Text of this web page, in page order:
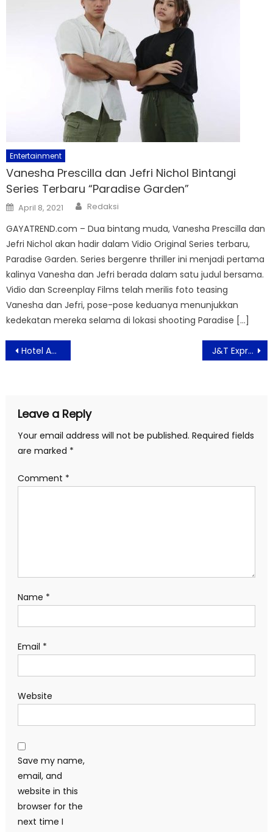
Entertainment
Vanesha Prescilla dan Jefri Nichol Bintangi
Series Terbaru “Paradise Garden”
Posted
on
April 8, 2021 Author
Redaksi
GAYATREND.com – Dua bintang muda, Vanesha Prescilla dan
Jefri Nichol akan hadir dalam Vidio Original Series terbaru,
Paradise Garden. Series bergenre thriller ini menjadi pertama
kalinya Vanesha dan Jefri berada dalam satu judul bersama.
Vidio dan Screenplay Films telah merilis foto teasing
Vanesha dan Jefri, pose-pose keduanya menunjukkan
kedekatan mereka selama di lokasi shooting Paradise […]
Post
navigation
Hotel Accor wilayah Jakarta Raya Berkolaborasi dengan Diversey dan Yayasan Emmanuel Dukung Gerakan Linens For Life J&T Express Melampaui Catatan Pengiriman Tertinggi Pada Harbolnas 12.12 Sampai 25 Juta Paket
Leave a Reply
Your email address will not be published. Required fields
are marked *
Comment *
Name *
Email *
Website
Save my name,
email, and
website in this
browser for the
next time I